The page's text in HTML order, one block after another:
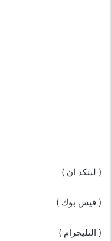
( لينكد ان )
( فيس بوك )
( التليجرام )